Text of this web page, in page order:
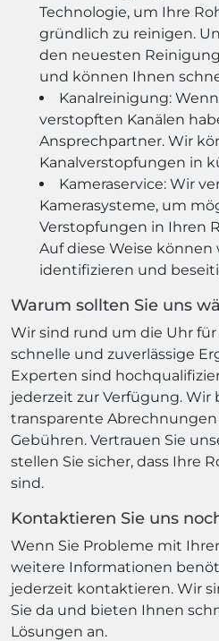
Technologie, um Ihre
gründlich zu reinigen.
den neuesten
und können Ihnen
Kanalreinigung:
verstopften Kanälen
Ansprechpartner. Wir
Kanalverstopfungen in
Kameraservice: Wir
Kamerasysteme, um
Verstopfungen in Ihren
Auf diese Weise können
identifizieren und
Warum sollten Sie uns
Wir sind rund um die Uhr
schnelle und zuverlässige
Experten sind
jederzeit zur Verfügung. Wir
transparente
Gebühren. Vertrauen Sie
stellen Sie sicher, dass Ihre
sind.
Kontaktieren Sie uns
Wenn Sie Probleme mit
weitere Informationen
jederzeit kontaktieren. Wir
Sie da und bieten Ihnen
Lösungen an.